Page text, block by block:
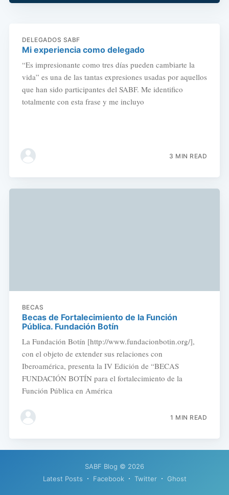
DELEGADOS SABF
Mi experiencia como delegado
“Es impresionante como tres días pueden cambiarte la
vida” es una de las tantas expresiones usadas por aquellos
que han sido participantes del SABF. Me identifico
totalmente con esta frase y me incluyo
3 MIN READ
BECAS
Becas de Fortalecimiento de la Función
Pública. Fundación Botín
La Fundación Botín [http://www.fundacionbotin.org/],
con el objeto de extender sus relaciones con
Iberoamérica, presenta la IV Edición de “BECAS
FUNDACIÓN BOTÍN para el fortalecimiento de la
Función Pública en América
1 MIN READ
SABF Blog © 2026
Latest Posts
Facebook Twitter Ghost